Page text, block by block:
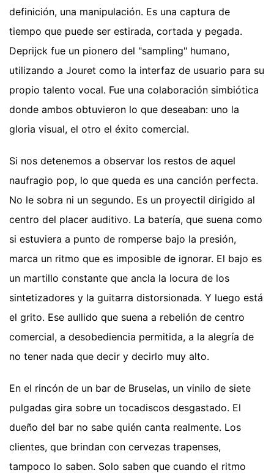
definición, una manipulación. Es una captura de
tiempo que puede ser estirada, cortada y pegada.
Deprijck fue un pionero del "sampling" humano,
utilizando a Jouret como la interfaz de usuario para su
propio talento vocal. Fue una colaboración simbiótica
donde ambos obtuvieron lo que deseaban: uno la
gloria visual, el otro el éxito comercial.
Si nos detenemos a observar los restos de aquel
naufragio pop, lo que queda es una canción perfecta.
No le sobra ni un segundo. Es un proyectil dirigido al
centro del placer auditivo. La batería, que suena como
si estuviera a punto de romperse bajo la presión,
marca un ritmo que es imposible de ignorar. El bajo es
un martillo constante que ancla la locura de los
sintetizadores y la guitarra distorsionada. Y luego está
el grito. Ese aullido que suena a rebelión de centro
comercial, a desobediencia permitida, a la alegría de
no tener nada que decir y decirlo muy alto.
En el rincón de un bar de Bruselas, un vinilo de siete
pulgadas gira sobre un tocadiscos desgastado. El
dueño del bar no sabe quién canta realmente. Los
clientes, que brindan con cervezas trapenses,
tampoco lo saben. Solo saben que cuando el ritmo